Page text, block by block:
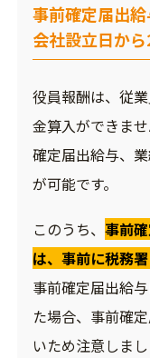
事前確定届出
会社設立日から
役員報酬は、従
金算入ができま
確定届出給与、
が可能です。
このうち、 事前
は、事前に税務
事前確定届出給
た場合、事前確
いため注意しまし